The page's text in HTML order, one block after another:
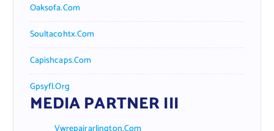
Oaksofa.com
Soultacohtx.com
Capishcaps.com
Gpsyfl.org
MEDIA PARTNER III